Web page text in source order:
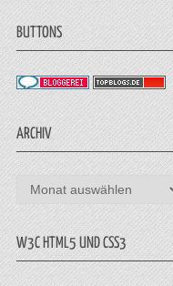
BUTTONS
ARCHIV
Archiv
W3C HTML5 UND CSS3